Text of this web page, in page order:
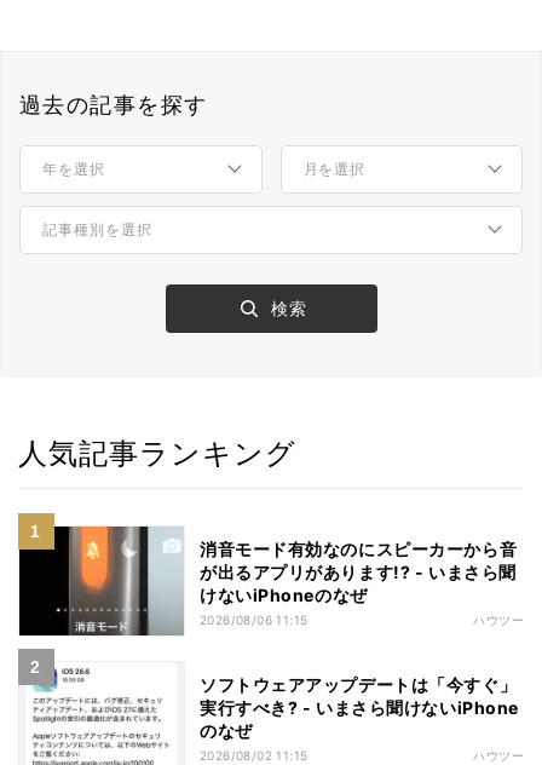
過去の記事を探す
人気記事ランキング
消音モード有効なのにスピーカーから音
が出るアプリがあります!? - いまさら聞
けないiPhoneのなぜ
2026/08/06 11:15 ハウツー
ソフトウェアアップデートは「今すぐ」
実行すべき? - いまさら聞けないiPhone
のなぜ
2026/08/02 11:15 ハウツー